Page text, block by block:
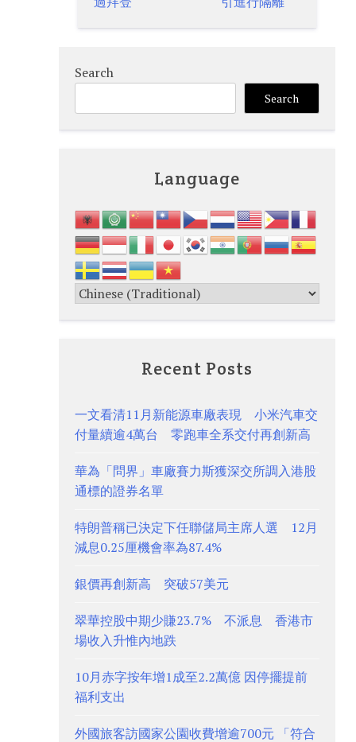
Search
Search
Language
Recent Posts
一文看清11月新能源車廠表現 小米汽車交
付量續逾4萬台 零跑車全系交付再創新高
華為「問界」車廠賽力斯獲深交所調入港股
通標的證券名單
特朗普稱已決定下任聯儲局主席人選 12月
減息0.25厘機會率為87.4%
銀價再創新高 突破57美元
翠華控股中期少賺23.7% 不派息 香港市
場收入升惟內地跌
10月赤字按年增1成至2.2萬億 因停擺提前
福利支出
外國旅客訪國家公園收費增逾700元 「符合